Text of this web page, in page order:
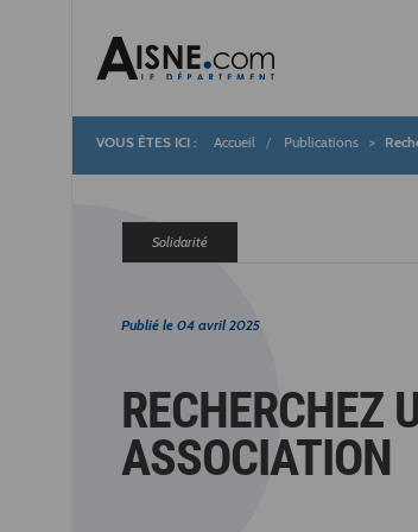
Fil
d'Ariane
Accueil Publications
Solidarité
Publié le 04 avril 2025
RECHERCHEZ
ASSOCIATION